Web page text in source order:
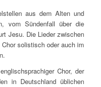
aus dem Alten und
vom Sündenfall über die
Jesu. Die Lieder zwischen
solistisch oder auch im
Chor, der
in Deutschland üblichen